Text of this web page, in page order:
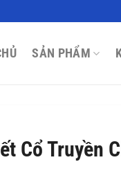
SẢN PHẨM
Cổ Truyền